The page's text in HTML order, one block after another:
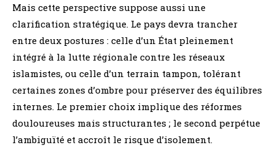
Mais cette perspective suppose aussi une
clarification stratégique. Le pays devra trancher
entre deux postures : celle d’un État pleinement
intégré à la lutte régionale contre les réseaux
islamistes, ou celle d’un terrain tampon, tolérant
certaines zones d’ombre pour préserver des équilibres
internes. Le premier choix implique des réformes
douloureuses mais structurantes ; le second perpétue
l’ambiguïté et accroît le risque d’isolement.